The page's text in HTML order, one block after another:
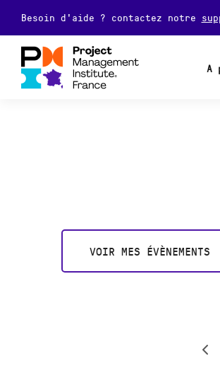
Besoin d'aide ? contactez notre
A
VOIR MES ÉVÈNEMENTS